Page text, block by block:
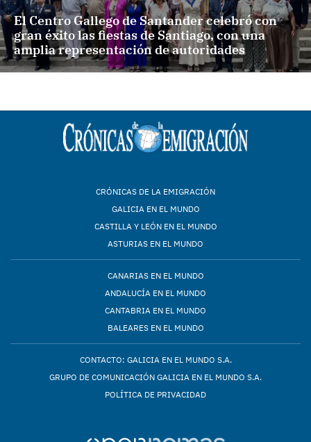
El Centro Gallego de Santander celebró con
gran éxito las fiestas de Santiago, con una
amplia representación de autoridades
CRÓNICAS DE LA EMIGRACIÓN
GALICIA EN EL MUNDO
CASTILLA Y LEÓN EN EL MUNDO
ASTURIAS EN EL MUNDO
CANARIAS EN EL MUNDO
ANDALUCÍA EN EL MUNDO
CANTABRIA EN EL MUNDO
BALEARES EN EL MUNDO
CONTACTO: GALICIA EN EL MUNDO S.A.
GRUPO DE COMUNICACIÓN GALICIA EN EL MUNDO S.A.
POLÍTICA DE PRIVACIDAD